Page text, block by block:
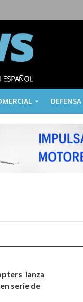
DEFENSA
lanza
serie del